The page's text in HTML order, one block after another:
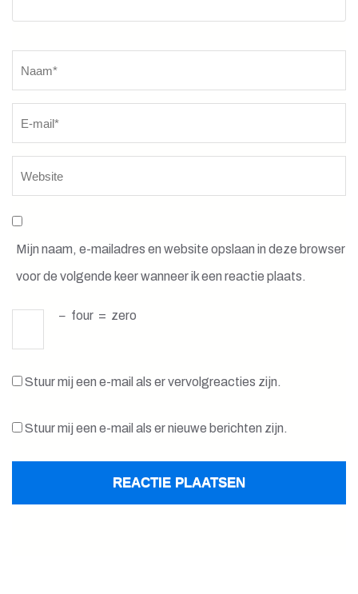
Mijn naam, e-mailadres en website opslaan in deze browser
voor de volgende keer wanneer ik een reactie plaats.
− four = zero
Stuur mij een e-mail als er vervolgreacties zijn.
Stuur mij een e-mail als er nieuwe berichten zijn.